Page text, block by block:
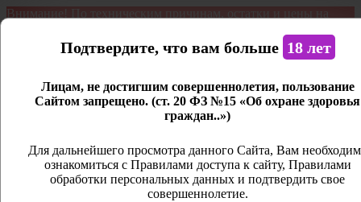
Внимание! По техническим причинам, остатки и цены на
является демонстрационным. Дистанционная продажа не
Открыть сайдбар
Личный кабинет
Закрыть
Подтвердите, что вам больше 18 лет
Лицам, не достигшим совершеннолетия, пользование
Сайтом запрещено. (ст. 20 ФЗ №15 «Об охране здоровья
граждан..»)
Для дальнейшего просмотра данного Сайта, Вам
ознакомиться с Правилами доступа к сайту, Правилами
обработки персональных данных и подтвердить свое
совершеннолетие.